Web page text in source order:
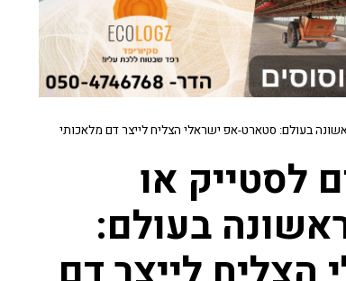
בעולם: סטארט-אפ ישראלי הצליח לייצר דם מלאכותי
לסטייק או
בעולם: